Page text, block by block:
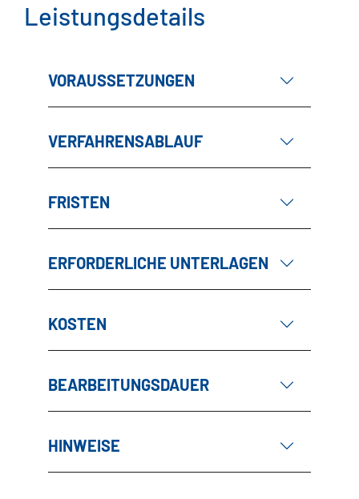
Leistungsdetails
VORAUSSETZUNGEN
VERFAHRENSABLAUF
FRISTEN
ERFORDERLICHE UNTERLAGEN
KOSTEN
BEARBEITUNGSDAUER
HINWEISE